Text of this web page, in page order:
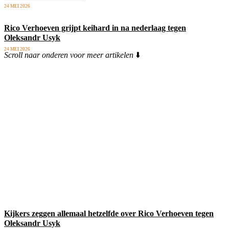
24 MEI 2026
Rico Verhoeven grijpt keihard in na nederlaag tegen
Oleksandr Usyk
24 MEI 2026
Scroll naar onderen voor meer artikelen ⬇️
Kijkers zeggen allemaal hetzelfde over Rico Verhoeven tegen
Oleksandr Usyk